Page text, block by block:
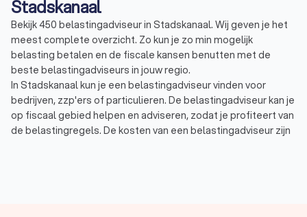
Stadskanaal
Bekijk 450 belastingadviseur in Stadskanaal. Wij geven je het
meest complete overzicht. Zo kun je zo min mogelijk
belasting betalen en de fiscale kansen benutten met de
beste belastingadviseurs in jouw regio.
In Stadskanaal kun je een belastingadviseur vinden voor
bedrijven, zzp'ers of particulieren. De belastingadviseur kan je
op fiscaal gebied helpen en adviseren, zodat je profiteert van
de belastingregels. De kosten van een belastingadviseur zijn